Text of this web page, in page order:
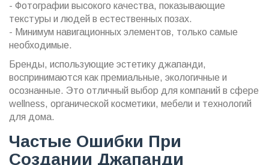
- Фотографии высокого качества, показывающие
текстуры и людей в естественных позах.
- Минимум навигационных элементов, только самые
необходимые.
Бренды, использующие эстетику джапанди,
воспринимаются как премиальные, экологичные и
осознанные. Это отличный выбор для компаний в сфере
wellness, органической косметики, мебели и технологий
для дома.
Частые Ошибки При
Создании Джапанди